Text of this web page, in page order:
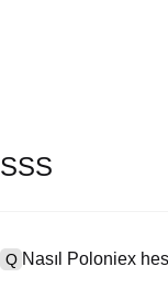
SSS
Q Nasıl Poloniex